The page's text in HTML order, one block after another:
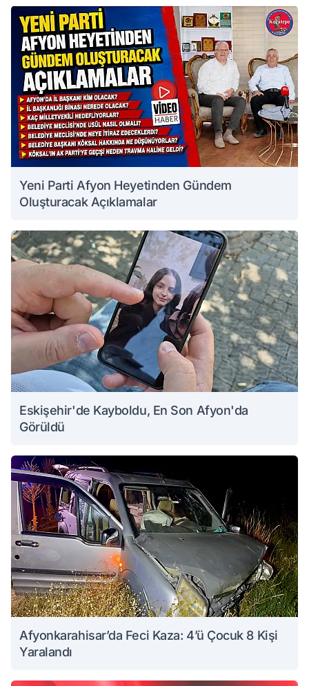
Yeni Parti Afyon Heyetinden Gündem
Oluşturacak Açıklamalar
Eskişehir'de Kayboldu, En Son Afyon'da
Görüldü
Afyonkarahisar’da Feci Kaza: 4’ü Çocuk 8 Kişi
Yaralandı